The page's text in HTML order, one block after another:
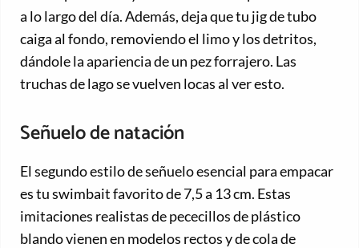
a lo largo del día. Además, deja que tu jig de tubo
caiga al fondo, removiendo el limo y los detritos,
dándole la apariencia de un pez forrajero. Las
truchas de lago se vuelven locas al ver esto.
Señuelo de natación
El segundo estilo de señuelo esencial para empacar
es tu swimbait favorito de 7,5 a 13 cm. Estas
imitaciones realistas de pececillos de plástico
blando vienen en modelos rectos y de cola de